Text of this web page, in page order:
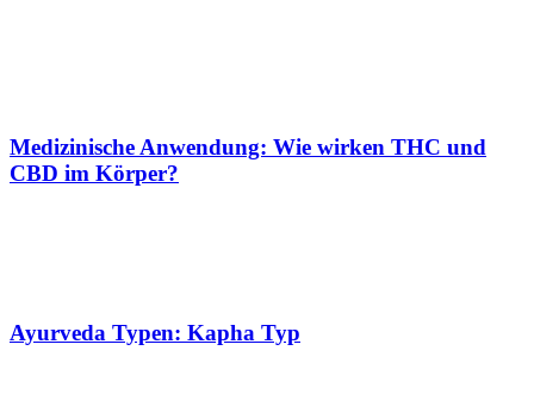
Medizinische Anwendung: Wie wirken THC und
CBD im Körper?
Ayurveda Typen: Kapha Typ